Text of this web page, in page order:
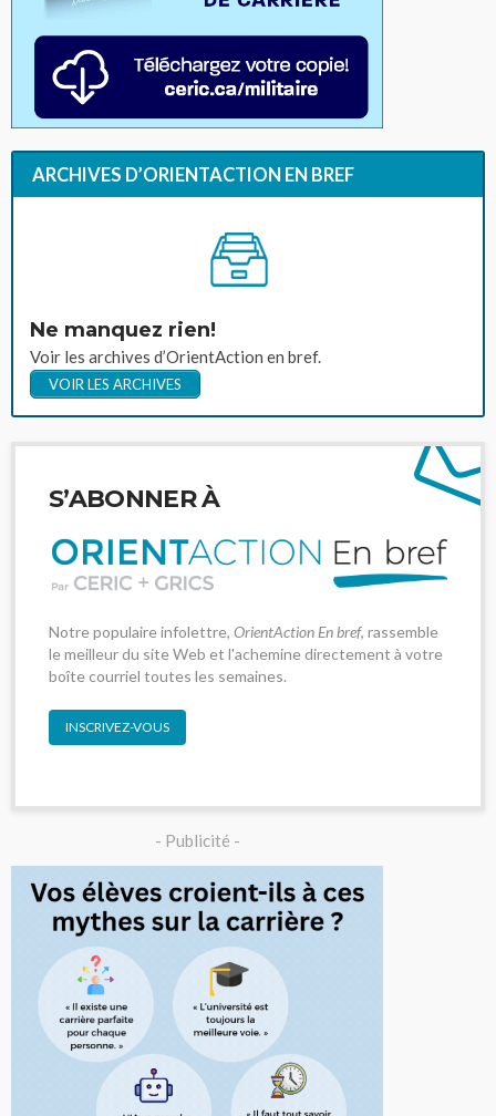
ARCHIVES D’ORIENTACTION EN BREF
Ne manquez rien!
Voir les archives d’OrientAction en bref.
VOIR LES ARCHIVES
S’ABONNER À
Notre populaire infolettre, OrientAction En bref, rassemble
le meilleur du site Web et l'achemine directement à votre
boîte courriel toutes les semaines.
INSCRIVEZ-VOUS
- Publicité -